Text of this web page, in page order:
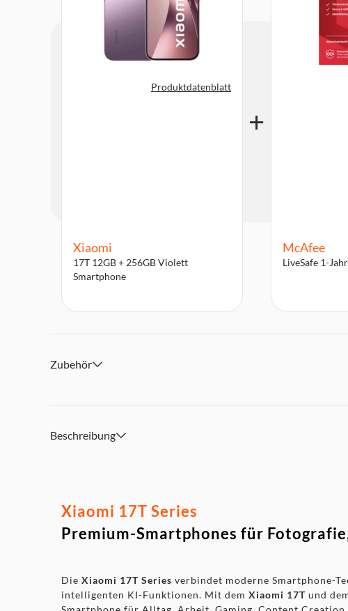
Produktdatenblatt
Xiaomi
17T 12GB + 256GB Violett
Smartphone
McAfee
LiveSafe 1-
Zubehör
Beschreibung
Xiaomi 17T Series
Premium-Smartphones für
Die Xiaomi 17T Series verbindet moderne Smartphone-
intelligenten KI-Funktionen. Mit dem Xiaomi 17T und